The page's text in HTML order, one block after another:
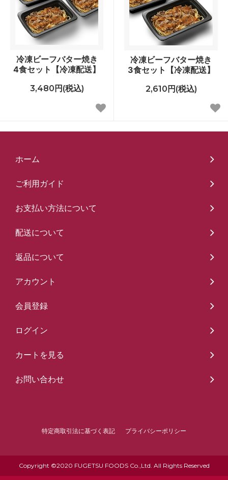
冷凍ビーフバター焼き
4食セット【冷凍配送】
3,480円(税込)
冷凍ビーフバター焼き
3食セット【冷凍配送】
2,610円(税込)
ホーム
ご利用ガイド
お支払い方法について
配送について
返品について
アカウント
会員登録
ログイン
カートを見る
お問い合わせ
特定商取引法に基づく表記 プライバシーポリシー
Copyright ©2020 FUGETSU FOODS Co.,Ltd. All Rights Reserved